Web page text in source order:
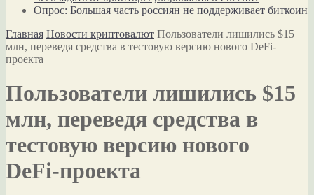
Опрос: Большая часть россиян не поддерживает биткоин
Главная Новости криптовалют Пользователи лишились $15
млн, переведя средства в тестовую версию нового DeFi-
проекта
Пользователи лишились $15
млн, переведя средства в
тестовую версию нового
DeFi-проекта